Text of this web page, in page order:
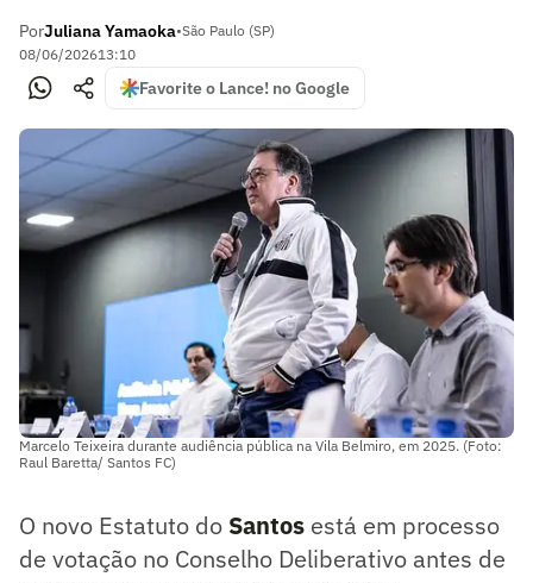
PorJuliana Yamaoka•São Paulo (SP)
08/06/202613:10
Favorite o Lance! no Google
Marcelo Teixeira durante audiência pública na Vila Belmiro, em 2025. (Foto:
Raul Baretta/ Santos FC)
O novo Estatuto do Santos está em processo
de votação no Conselho Deliberativo antes de